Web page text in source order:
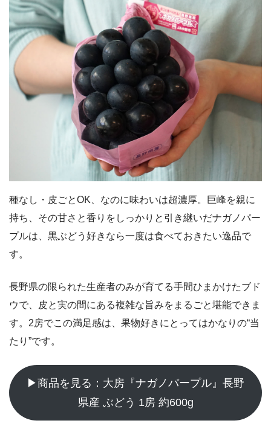
種なし・皮ごとOK、なのに味わいは超濃厚。巨峰を親に
持ち、その甘さと香りをしっかりと引き継いだナガノパー
プルは、黒ぶどう好きなら一度は食べておきたい逸品で
す。
長野県の限られた生産者のみが育てる手間ひまかけたブド
ウで、皮と実の間にある複雑な旨みをまるごと堪能できま
す。2房でこの満足感は、果物好きにとってはかなりの“当
たり”です。
▶商品を見る：大房『ナガノパープル』長野
県産 ぶどう 1房 約600g